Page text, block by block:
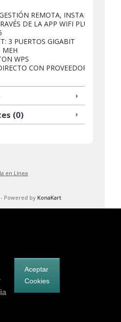
REMOTA, INSTALACIÓN Y
DE LA APP WIFI PLUS
3 PUERTOS GIGABIT
MEH
WPS
CON PROVEEDOR
(0)
en Línea
Powered by KonaKart
Facebook
Aceptar
Cookies